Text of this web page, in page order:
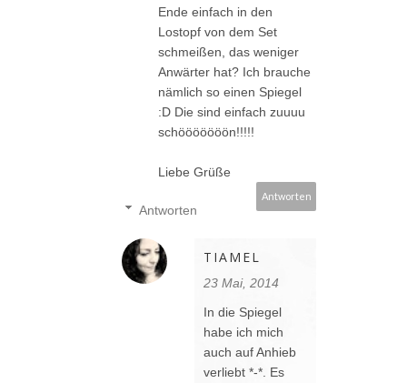
Ende einfach in den
Lostopf von dem Set
schmeißen, das weniger
Anwärter hat? Ich brauche
nämlich so einen Spiegel
:D Die sind einfach zuuuu
schööööööön!!!!!
Liebe Grüße
Antworten
Antworten
TIAMEL
23 Mai, 2014
In die Spiegel
habe ich mich
auch auf Anhieb
verliebt *-*. Es